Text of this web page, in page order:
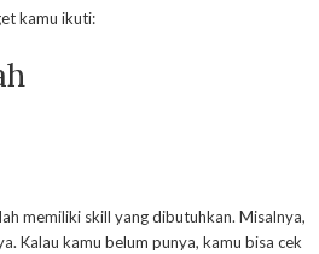
kamu ikuti:
memiliki skill yang dibutuhkan. Misalnya,
Kalau kamu belum punya, kamu bisa cek